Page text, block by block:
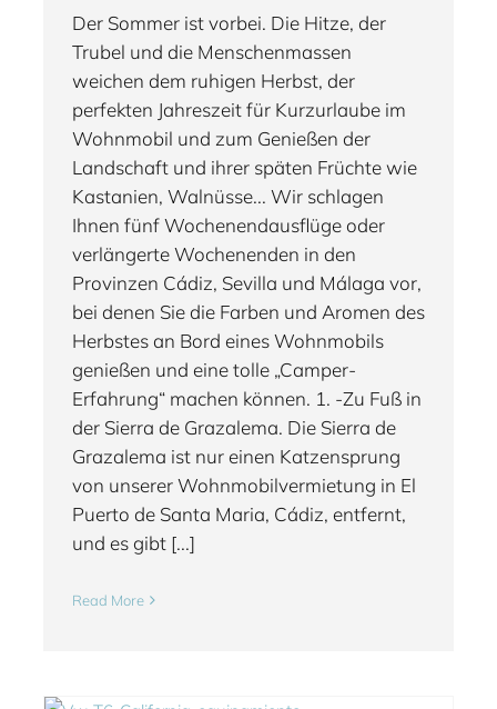
Der Sommer ist vorbei. Die Hitze, der
Trubel und die Menschenmassen
weichen dem ruhigen Herbst, der
perfekten Jahreszeit für Kurzurlaube im
Wohnmobil und zum Genießen der
Landschaft und ihrer späten Früchte wie
Kastanien, Walnüsse... Wir schlagen
Ihnen fünf Wochenendausflüge oder
verlängerte Wochenenden in den
Provinzen Cádiz, Sevilla und Málaga vor,
bei denen Sie die Farben und Aromen des
Herbstes an Bord eines Wohnmobils
genießen und eine tolle „Camper-
Erfahrung“ machen können. 1. -Zu Fuß in
der Sierra de Grazalema. Die Sierra de
Grazalema ist nur einen Katzensprung
von unserer Wohnmobilvermietung in El
Puerto de Santa Maria, Cádiz, entfernt,
und es gibt [...]
Read More